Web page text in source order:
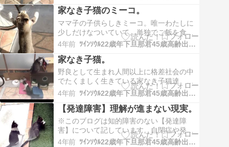
胆肝)科には行かない事にしました。 けいの
学校の送迎や細々した予定がありやっぱり
普段暇人のわたしでも師走は地味に忙しい
です…
家なき子猫のミーコ。
ママ子の子供らしきミーコ。唯一わたしに
少しだけなついていて、単独でご飯を食べ
に来たり日向ぼっこしたりしています
(=^x^=) 猫のおもちゃで遊ぶようになりまし
た(*´꒳`*) 獲物を狙う目つき、、、 キャッ
チ！！ 身体能力やばいです＼(^o^)／ たく
さん遊びました(*´꒳`*…
4年前 ﾂｲﾝｿｳﾙ22歳年下旦那君45歳高齢出産熟女妻の日々徒然
家なき子猫。
野良として生まれ人間以上に格差社会の中
でたくましく生きている家なき子猫達。親
猫だって元々子猫だったわけですから親
猫、特に母親は野良でよく頑張って子猫を
産みひとり育てて本当にえらいな苦労して
育てたねとつい母猫に声をかけました。母
猫はママ子と名付けました。我が家に来る
集団猫はおそら…
4年前 ﾂｲﾝｿｳﾙ22歳年下旦那君45歳高齢出産熟女妻の日々徒然
【発達障害】理解が進まない現実。
※このブログは知的障害のない【発達障
害】について記しています。自閉症や発達
障害というワードは知らない方は一概に
4年前 ﾂｲﾝｿｳﾙ22歳年下旦那君45歳高齢出産熟女妻の日々徒然